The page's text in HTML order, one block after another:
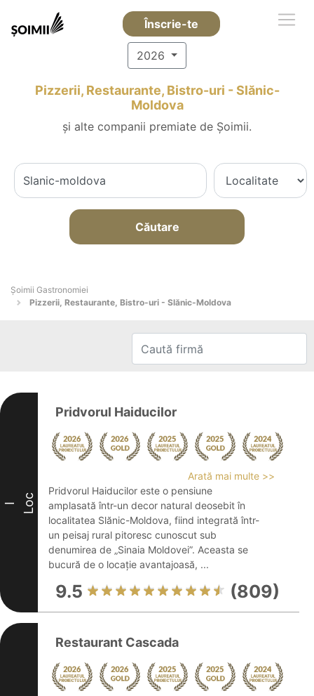
Înscrie-te
2026
Pizzerii, Restaurante, Bistro-uri - Slănic-
Moldova
și alte companii premiate de Șoimii.
Căutare
Șoimii Gastronomiei
Pizzerii, Restaurante, Bistro-uri - Slănic-Moldova
I Loc
Pridvorul Haiducilor
Arată mai multe >>
Pridvorul Haiducilor este o pensiune
amplasată într-un decor natural deosebit în
localitatea Slănic-Moldova, fiind integrată într-
un peisaj rural pitoresc cunoscut sub
denumirea de „Sinaia Moldovei”. Aceasta se
bucură de o locație avantajoasă, ...
9.5 (809)
Restaurant Cascada